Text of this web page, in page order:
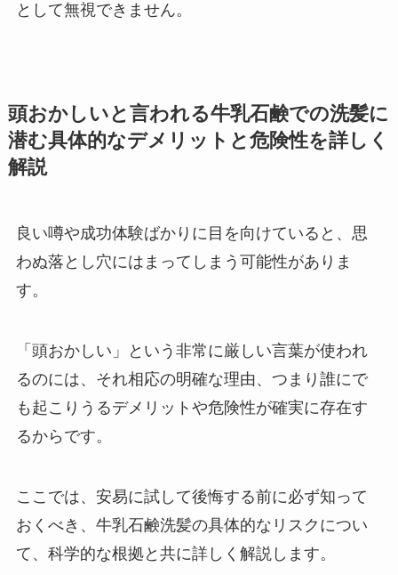
として無視できません。
頭おかしいと言われる牛乳石鹸での洗髪に
潜む具体的なデメリットと危険性を詳しく
解説
良い噂や成功体験ばかりに目を向けていると、思
わぬ落とし穴にはまってしまう可能性がありま
す。
「頭おかしい」という非常に厳しい言葉が使われ
るのには、それ相応の明確な理由、つまり誰にで
も起こりうるデメリットや危険性が確実に存在す
るからです。
ここでは、安易に試して後悔する前に必ず知って
おくべき、牛乳石鹸洗髪の具体的なリスクについ
て、科学的な根拠と共に詳しく解説します。